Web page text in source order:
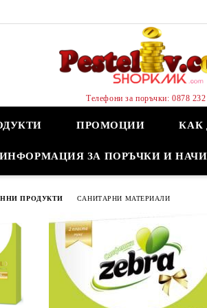
Телефони за поръчки: 0878
ПРОМОЦИИ КАК
ИНФОРМАЦИЯ ЗА ПОРЪЧКИ И
ПРОДУКТИ САНИТАРНИ МАТЕРИАЛИ